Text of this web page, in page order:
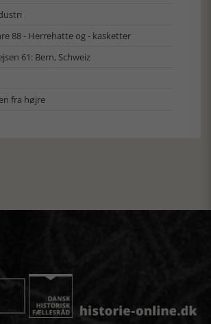
88 - Herrehatte og - kasketter
61: Bern, Schweiz
fra højre